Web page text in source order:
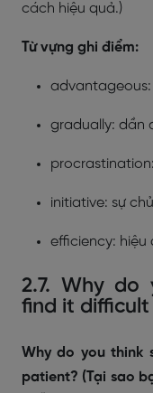
cách hiệu quả.)
Từ vựng ghi điểm:
advantageous:
gradually: dần
initiative: sự
efficiency: hiệu
2.7. Why do
find it
Why do you think
patient? (Tại sao